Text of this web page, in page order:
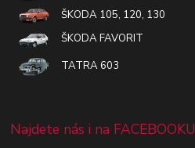
ŠKODA 105, 120, 130
ŠKODA FAVORIT
TATRA 603
Najdete nás i na FACEBOOKU